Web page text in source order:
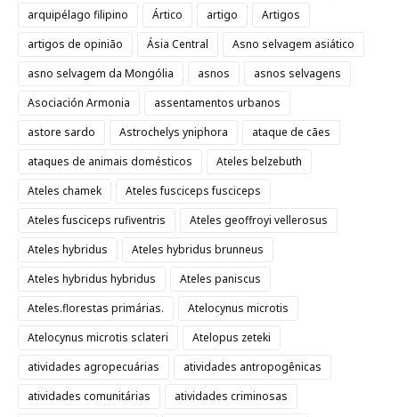
arquipélago filipino
Ártico artigo
Artigos
artigos de opinião
Ásia Central
Asno selvagem asiático
asno selvagem da Mongólia
asnos
asnos selvagens
Asociación Armonia
assentamentos urbanos
astore sardo
Astrochelys yniphora
ataque de cães
ataques de animais domésticos
Ateles belzebuth
Ateles chamek
Ateles fusciceps fusciceps
Ateles fusciceps rufiventris
Ateles geoffroyi vellerosus
Ateles hybridus
Ateles hybridus brunneus
Ateles hybridus hybridus
Ateles paniscus
Ateles.florestas primárias.
Atelocynus microtis
Atelocynus microtis sclateri
Atelopus zeteki
atividades agropecuárias
atividades antropogênicas
atividades comunitárias
atividades criminosas